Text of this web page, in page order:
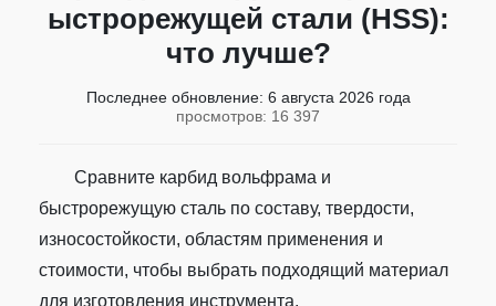
ыстрорежущей стали (HSS):
что лучше?
Последнее обновление: 6 августа 2026 года
просмотров: 16 397
Сравните карбид вольфрама и
быстрорежущую сталь по составу, твердости,
износостойкости, областям применения и
стоимости, чтобы выбрать подходящий материал
для изготовления инструмента.